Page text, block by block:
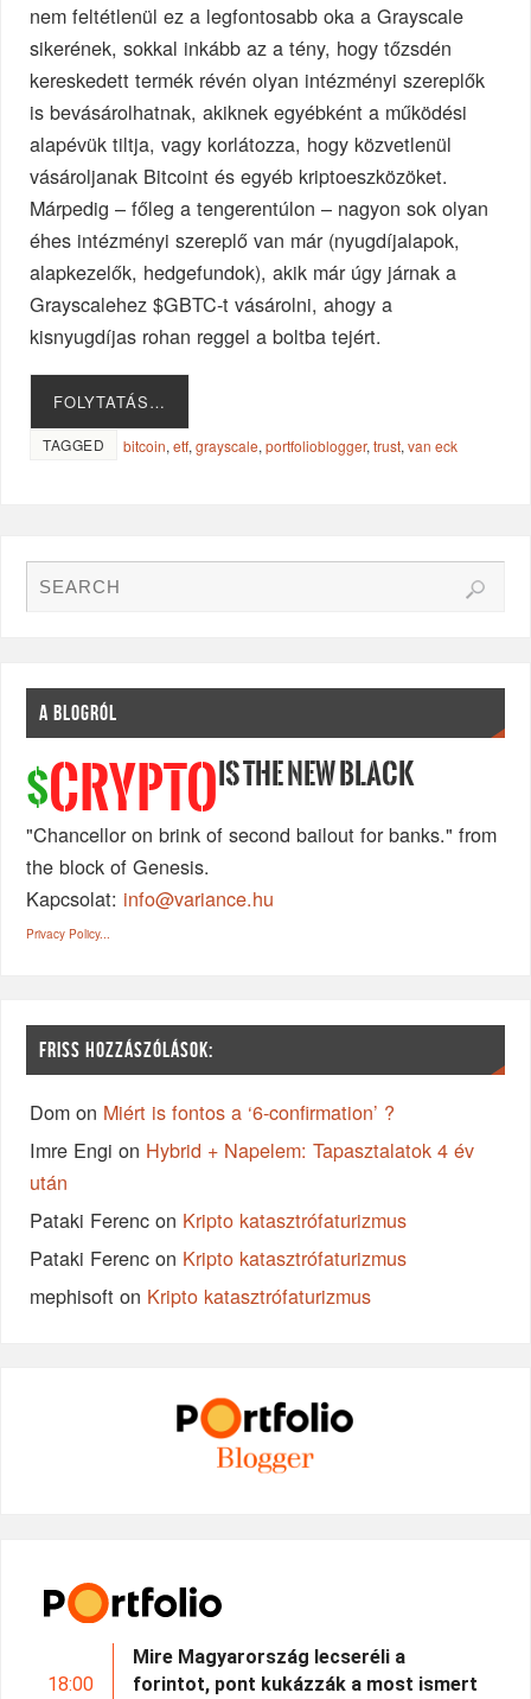
nem feltétlenül ez a legfontosabb oka a Grayscale
sikerének, sokkal inkább az a tény, hogy tőzsdén
kereskedett termék révén olyan intézményi szereplők
is bevásárolhatnak, akiknek egyébként a működési
alapévük tiltja, vagy korlátozza, hogy közvetlenül
vásároljanak Bitcoint és egyéb kriptoeszközöket.
Márpedig – főleg a tengerentúlon – nagyon sok olyan
éhes intézményi szereplő van már (nyugdíjalapok,
alapkezelők, hedgefundok), akik már úgy járnak a
Grayscalehez $GBTC-t vásárolni, ahogy a
kisnyugdíjas rohan reggel a boltba tejért.
FOLYTATÁS…
TAGGED bitcoin,etf,grayscale,portfolioblogger,trust,van eck
A BLOGRÓL
$CRYPTO IS THE NEW BLACK
"Chancellor on brink of second bailout for banks." from
the block of Genesis.
Kapcsolat: info@variance.hu
Privacy Policy...
FRISS HOZZÁSZÓLÁSOK:
Dom on Miért is fontos a ‘6-confirmation’ ?
Imre Engi on Hybrid + Napelem: Tapasztalatok 4 év
után
Pataki Ferenc on Kripto katasztrófaturizmus
Pataki Ferenc on Kripto katasztrófaturizmus
mephisoft on Kripto katasztrófaturizmus
18:00
Mire Magyarország lecseréli a
forintot, pont kukázzák a most ismert